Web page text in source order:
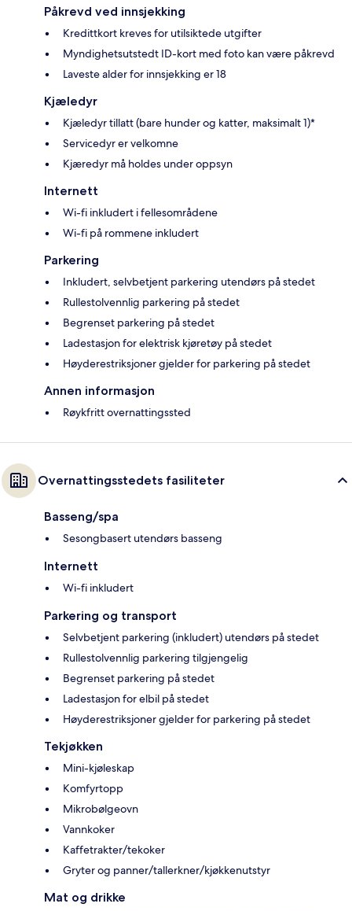
Påkrevd ved innsjekking
Kredittkort kreves for utilsiktede utgifter
Myndighetsutstedt ID-kort med foto kan være påkrevd
Laveste alder for innsjekking er 18
Kjæledyr
Kjæledyr tillatt (bare hunder og katter, maksimalt 1)*
Servicedyr er velkomne
Kjæredyr må holdes under oppsyn
Internett
Wi-fi inkludert i fellesområdene
Wi-fi på rommene inkludert
Parkering
Inkludert, selvbetjent parkering utendørs på stedet
Rullestolvennlig parkering på stedet
Begrenset parkering på stedet
Ladestasjon for elektrisk kjøretøy på stedet
Høyderestriksjoner gjelder for parkering på stedet
Annen informasjon
Røykfritt overnattingssted
Overnattingsstedets fasiliteter
Basseng/spa
Sesongbasert utendørs basseng
Internett
Wi-fi inkludert
Parkering og transport
Selvbetjent parkering (inkludert) utendørs på stedet
Rullestolvennlig parkering tilgjengelig
Begrenset parkering på stedet
Ladestasjon for elbil på stedet
Høyderestriksjoner gjelder for parkering på stedet
Tekjøkken
Mini-kjøleskap
Komfyrtopp
Mikrobølgeovn
Vannkoker
Kaffetrakter/tekoker
Gryter og panner/tallerkner/kjøkkenutstyr
Mat og drikke